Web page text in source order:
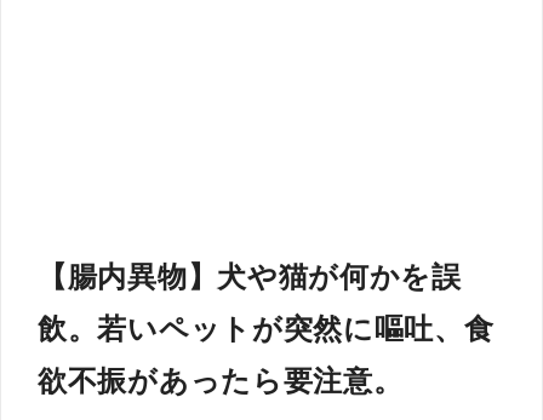
【腸内異物】犬や猫が何かを誤
飲。若いペットが突然に嘔吐、食
欲不振があったら要注意。